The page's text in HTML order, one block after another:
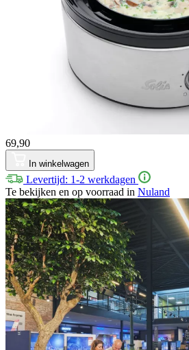
69,90
In winkelwagen
Levertijd: 1-2 werkdagen
Te bekijken en op voorraad in Nuland